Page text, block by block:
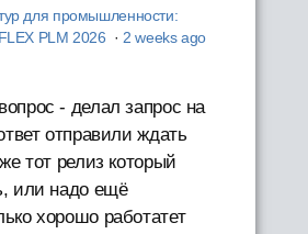
для промышленности:
PLM 2026 · 2 weeks ago
- делал запрос на
отправили ждать
тот релиз который
или надо ещё
хорошо работатет